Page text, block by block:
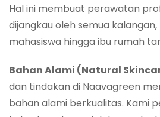
Hal ini membuat perawatan
dijangkau oleh semua
mahasiswa hingga ibu rumah
Bahan Alami (Natural
dan tindakan di Naavagreen
bahan alami berkualitas. Kami